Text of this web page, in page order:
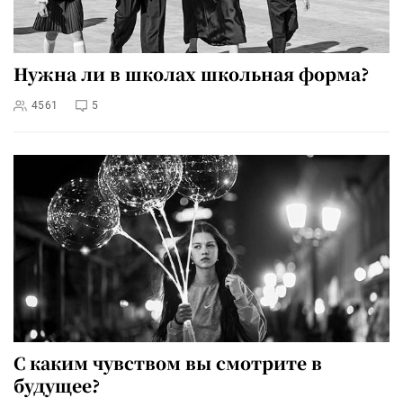
Нужна ли в школах школьная форма?
4561 5
С каким чувством вы смотрите в
будущее?